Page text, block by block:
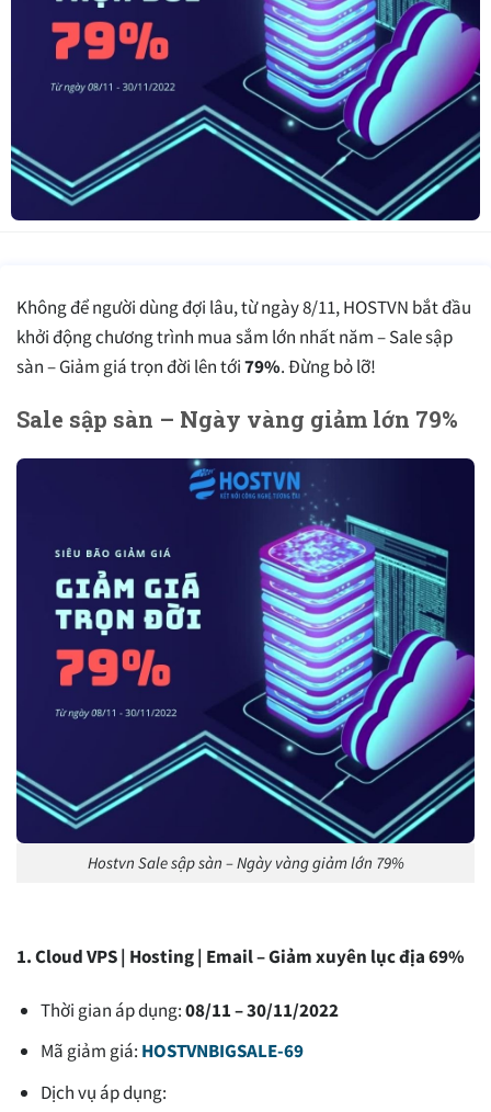
Không để người dùng đợi lâu, từ ngày 8/11, HOSTVN bắt đầu
khởi động chương trình mua sắm lớn nhất năm – Sale sập
sàn – Giảm giá trọn đời lên tới79%. Đừng bỏ lỡ!
Sale sập sàn – Ngày vàng giảm lớn 79%
Hostvn Sale sập sàn – Ngày vàng giảm lớn 79%
1. Cloud VPS | Hosting | Email – Giảm xuyên lục địa 69%
Thời gian áp dụng:08/11 – 30/11/2022
Mã giảm giá: HOSTVNBIGSALE-69
Dịch vụ áp dụng: